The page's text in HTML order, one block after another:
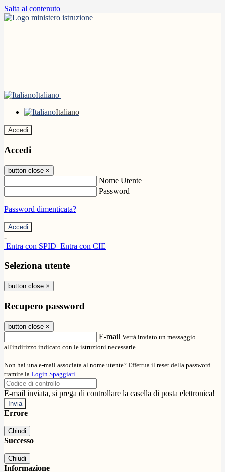
Salta al contenuto
Italiano
Italiano
Accedi
Accedi
button close ×
Nome Utente
Password
Password dimenticata?
-
Entra con SPID Entra con CIE
Seleziona utente
button close ×
Recupero password
button close ×
E-mail Verrà inviato un messaggio
all'indirizzo indicato con le istruzioni necessarie.
Non hai una e-mail associata al nome utente? Effettua il reset della password
tramite la Login Spaggiari
E-mail inviata, si prega di controllare la casella di posta elettronica!
Errore
Chiudi
Successo
Chiudi
Informazione